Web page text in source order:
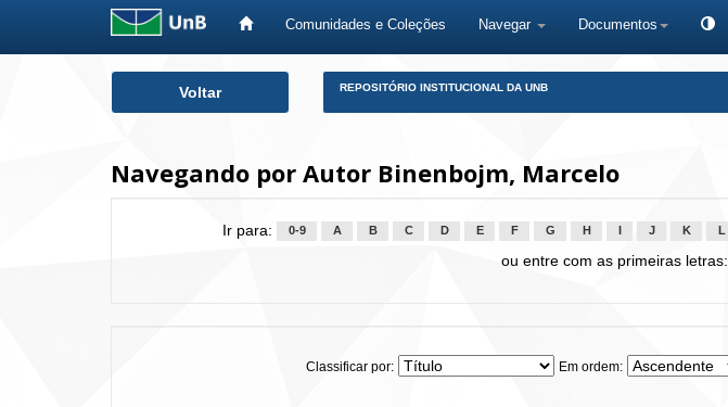
Comunidades e Coleções Navegar Documentos
Voltar REPOSITÓRIO INSTITUCIONAL DA UNB
Navegando por Autor Binenbojm, Marcelo
Ir para: 0-9 A B C D E F G H J K L
ou entre com as primeiras letras:
Classificar por: Em ordem: